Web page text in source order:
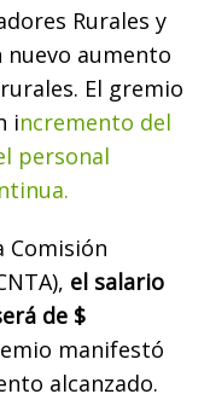
Rurales y
nuevo aumento
El gremio
incremento del
personal
Comisión
el salario
de $
manifestó
alcanzado.